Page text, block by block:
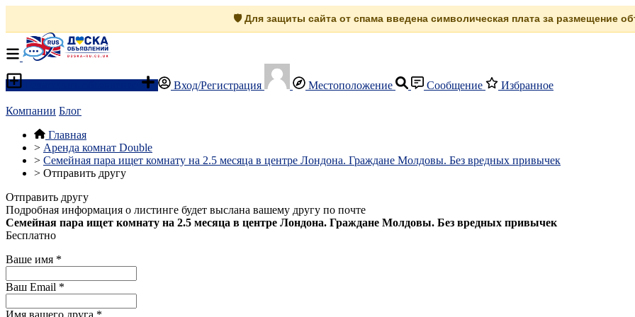
🛡️ Для защиты сайта от спама введена символическая плата за размещение
Вход/Регистрация Местоположение Сообщение Избранное
Компании Блог
Главная
> Аренда комнат Double
> Семейная пара ищет комнату на 2.5 месяца в центре Лондона. Граждане Молдовы. Без вредных привычек
> Отправить другу
Отправить другу
Подробная информация о листинге будет выслана вашему другу по почте
Семейная пара ищет комнату на 2.5 месяца в центре Лондона. Граждане Молдовы. Без вредных привычек
Бесплатно
Ваше имя *
Ваш Email *
Имя вашего друга *